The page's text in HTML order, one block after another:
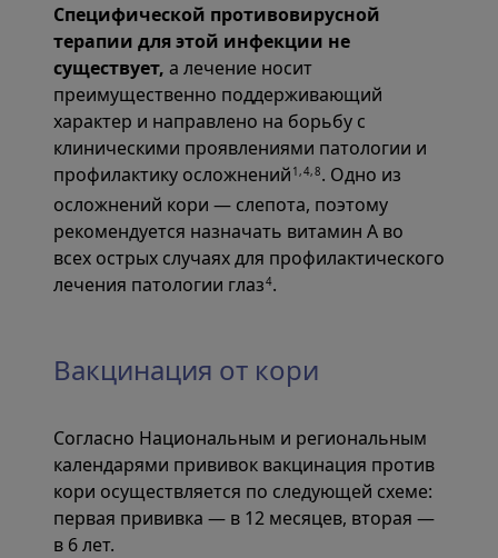
Специфической противовирусной
терапии для этой инфекции не
существует, а лечение носит
преимущественно поддерживающий
характер и направлено на борьбу с
клиническими проявлениями патологии и
профилактику осложнений 1,4,8. Одно из
осложнений кори — слепота, поэтому
рекомендуется назначать витамин А во
всех острых случаях для профилактического
лечения патологии глаз4.
Вакцинация от кори
Согласно Национальным и региональным
календарями прививок вакцинация против
кори осуществляется по следующей схеме:
первая прививка — в 12 месяцев, вторая —
в 6 лет.